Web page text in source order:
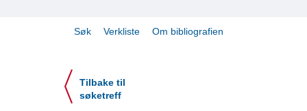
Søk Verkliste Om bibliografien
Tilbake til
søketreff